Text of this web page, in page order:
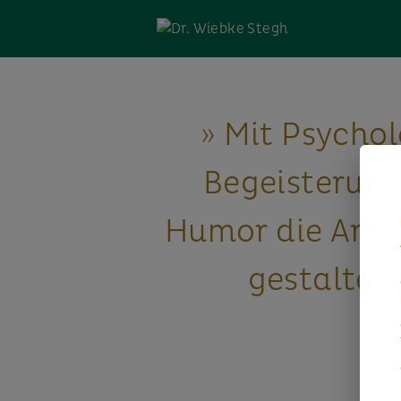
» Mit
Begeisterung
Humor die